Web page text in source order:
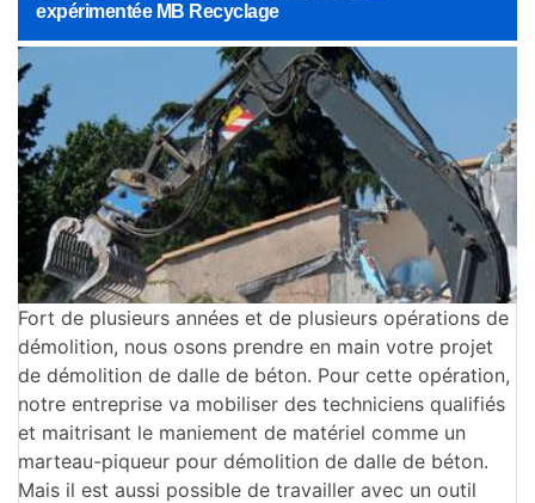
expérimentée MB Recyclage
Fort de plusieurs années et de plusieurs opérations de
démolition, nous osons prendre en main votre projet
de démolition de dalle de béton. Pour cette opération,
notre entreprise va mobiliser des techniciens qualifiés
et maitrisant le maniement de matériel comme un
marteau-piqueur pour démolition de dalle de béton.
Mais il est aussi possible de travailler avec un outil